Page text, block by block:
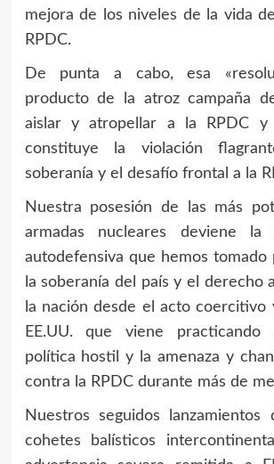
mejora de los niveles de la vida
RPDC.
De punta a cabo, esa
producto de la atroz campaña
aislar y atropellar a la RPDC
constituye la violación
soberanía y el desafío frontal a la
Nuestra posesión de las más
armadas nucleares deviene la
autodefensiva que hemos tomado
la soberanía del país y el derecho
la nación desde el acto
EE.UU. que viene practicando
política hostil y la amenaza y
contra la RPDC durante más de
Nuestros seguidos
cohetes balísticos